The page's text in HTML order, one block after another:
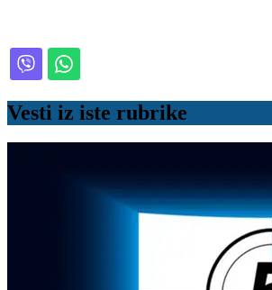
Vesti iz iste rubrike